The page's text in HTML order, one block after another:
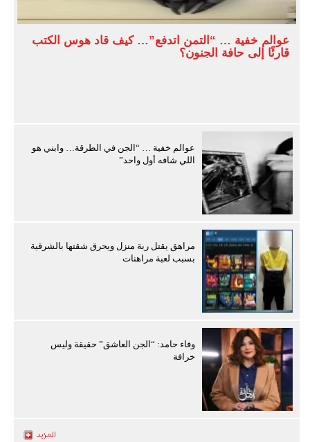
عوالم خفية … “التمن اتدفع”… كيف قاد هوس الكتب
قارئًا إلى حافة الجنون؟
عوالم خفية … “الجن في الطرقة… وابني هو
اللي شافه أول واحد”
مراهق يقتل ربة منزل ويحرق شقتها بالشرقية
بسبب لعبة مراهنات
وفاء حامد: “الجن العاشق” حقيقة وليس
خرافة